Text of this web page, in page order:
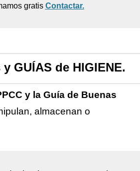
gratis Contactar.
GUÍAS de HIGIENE.
y la Guía de Buenas
almacenan o